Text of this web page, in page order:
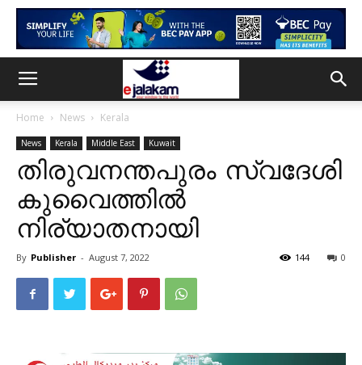
Home News Kerala
News Kerala Middle East Kuwait
തിരുവനന്തപുരം സ്വദേശി
കുവൈത്തിൽ
നിര്യാതനായി
By Publisher - August 7, 2022 0
144